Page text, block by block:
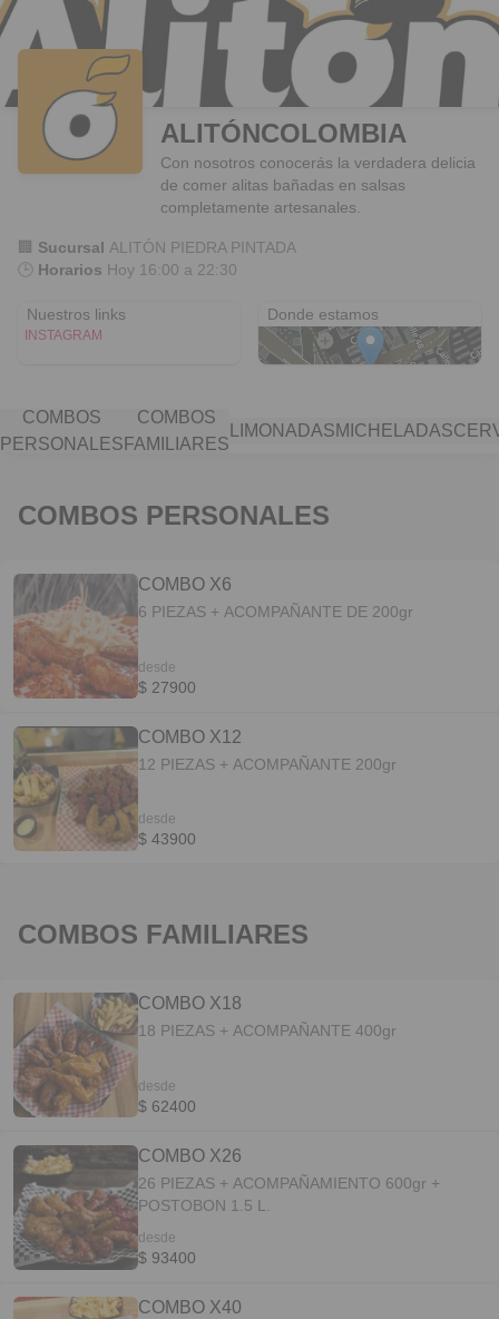
ALITÓNCOLOMBIA
Con nosotros conocerás la verdadera delicia
de comer alitas bañadas en salsas
completamente artesanales.
🏢 Sucursal ALITÓN PIEDRA PINTADA
🕒 Horarios Hoy 16:00 a 22:30
Nuestros links
INSTAGRAM
Donde estamos
COMBOS
PERSONALES
COMBOS
FAMILIARES
LIMONADAS MICHELADAS
COMBOS PERSONALES
COMBO X6
6 PIEZAS + ACOMPAÑANTE DE 200gr
desde
$ 27900
COMBO X12
12 PIEZAS + ACOMPAÑANTE 200gr
desde
$ 43900
COMBOS FAMILIARES
COMBO X18
18 PIEZAS + ACOMPAÑANTE 400gr
desde
$ 62400
COMBO X26
26 PIEZAS + ACOMPAÑAMIENTO 600gr +
POSTOBON 1.5 L.
desde
$ 93400
COMBO X40